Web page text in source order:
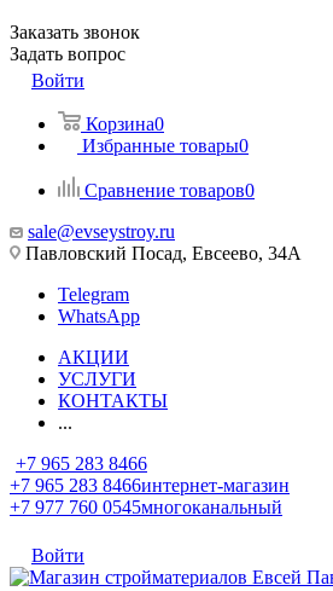
Заказать звонок
Задать вопрос
Войти
Корзина0
Избранные товары0
Сравнение товаров0
sale@evseystroy.ru
Павловский Посад, Евсеево, 34А
Telegram
WhatsApp
АКЦИИ
УСЛУГИ
КОНТАКТЫ
...
+7 965 283 8466
+7 965 283 8466интернет-магазин
+7 977 760 0545многоканальный
Войти